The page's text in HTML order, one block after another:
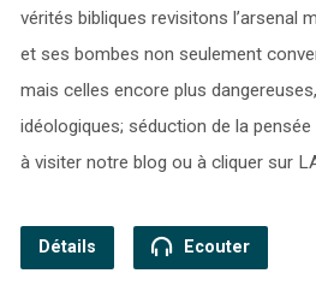
vérités bibliques revisitons l’arsenal
et ses bombes non seulement
mais celles encore plus
idéologiques; séduction de la
à visiter notre blog ou à cliquer sur
Détails Ecouter